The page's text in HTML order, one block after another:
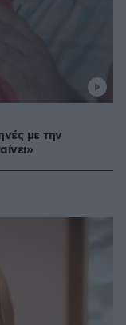
με την